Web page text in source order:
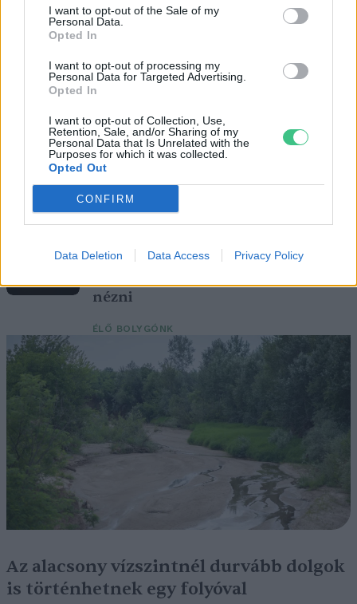
I want to opt-out of the Sale of my
Personal Data.
Opted In
I want to opt-out of processing my
Personal Data for Targeted Advertising.
Opted In
I want to opt-out of Collection, Use,
Retention, Sale, and/or Sharing of my
Personal Data that Is Unrelated with the
Purposes for which it was collected.
Opted Out
CONFIRM
Data Deletion Data Access Privacy Policy
Ha elmúlik az aszályos időszak, akkor is szem előtt kell(ene)
Miért viseli meg az embert a hőség
és mit tehetünk ellene?
EGÉSZSÉGÜNK
Csillaghullás, napfogyatkozás:
nézni
ÉLŐ BOLYGÓNK
Az alacsony vízszintnél durvább dolgok
is történhetnek egy folyóval